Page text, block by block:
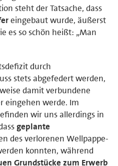
steht der Tatsache, dass
eingebaut wurde, äußerst
es so schön heißt: „Man
durch
stets abgefedert werden,
damit verbundene
eingehen werde. Im
wir uns allerdings in
geplante
des verlorenen Wellpappe-
konnten, während
Grundstücke zum Erwerb